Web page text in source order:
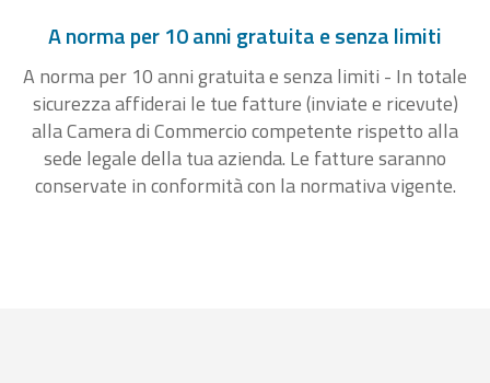
A norma per 10 anni gratuita e senza limiti
A norma per 10 anni gratuita e senza limiti - In totale
sicurezza affiderai le tue fatture (inviate e ricevute)
alla Camera di Commercio competente rispetto alla
sede legale della tua azienda. Le fatture saranno
conservate in conformità con la normativa vigente.